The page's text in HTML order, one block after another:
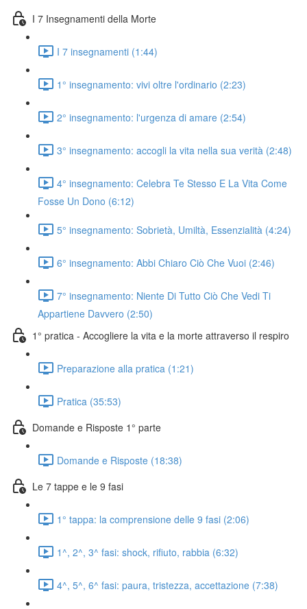
I 7 Insegnamenti della Morte
I 7 insegnamenti (1:44)
1° insegnamento: vivi oltre l'ordinario (2:23)
2° insegnamento: l'urgenza di amare (2:54)
3° insegnamento: accogli la vita nella sua verità (2:48)
4° insegnamento: Celebra Te Stesso E La Vita Come
Fosse Un Dono (6:12)
5° insegnamento: Sobrietà, Umiltà, Essenzialità (4:24)
6° insegnamento: Abbi Chiaro Ciò Che Vuoi (2:46)
7° insegnamento: Niente Di Tutto Ciò Che Vedi Ti
Appartiene Davvero (2:50)
1° pratica - Accogliere la vita e la morte attraverso il respiro
Preparazione alla pratica (1:21)
Pratica (35:53)
Domande e Risposte 1° parte
Domande e Risposte (18:38)
Le 7 tappe e le 9 fasi
1° tappa: la comprensione delle 9 fasi (2:06)
1^, 2^, 3^ fasi: shock, rifiuto, rabbia (6:32)
4^, 5^, 6^ fasi: paura, tristezza, accettazione (7:38)